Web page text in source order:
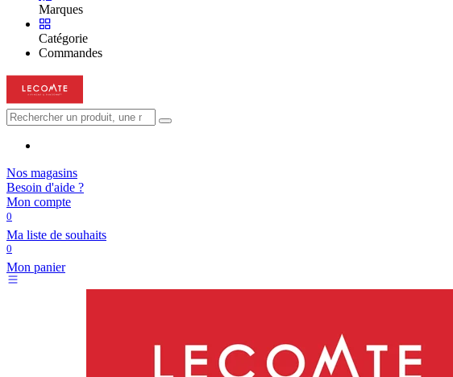
Marques
Catégorie
Commandes
Nos magasins
Besoin d'aide ?
Mon compte
0
Ma liste de souhaits
0
Mon panier